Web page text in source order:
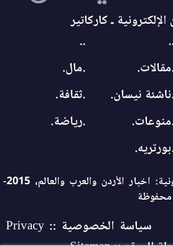
ـ كاركاتير
..
.مال.
نيسان.
.ثقافة.
.رياضة.
صحيفة نيسان الالكترونية: اخبار الأردن والعرب والعالم، 2015-
سياسة الخصوصية :: Privacy